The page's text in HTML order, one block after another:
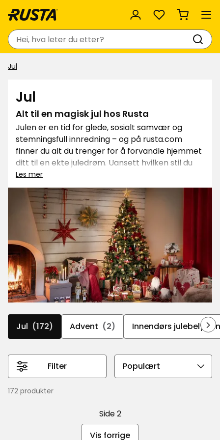
Favoritter
Søk
Jul
Jul
Alt til en magisk jul hos Rusta
Julen er en tid for glede, sosialt samvær og
stemningsfull innredning – og på rusta.com
finner du alt du trenger for å forvandle hjemmet
ditt til en ekte juledrøm. Uansett hvilken stil du
liker – en klassisk rød jul, en stilren og naturnær
jul, eller en fargerik og leken jul – har Rusta et
bredt sortiment som hjelper deg med å gjøre
juledrømmen din til virkelighet.Les mer
Les mer
Jul (172) Advent (2) Innendørs
Filter
Velg
172 produkter
Side 2
Vis forrige